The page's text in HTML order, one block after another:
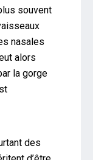
souvent
nasales
alors
la gorge
des